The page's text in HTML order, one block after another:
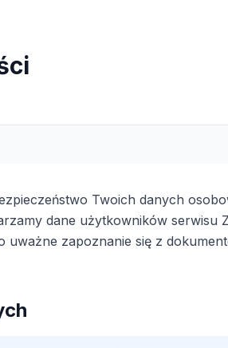
Twoich danych
dane użytkowników serwisu
uważne zapoznanie się z